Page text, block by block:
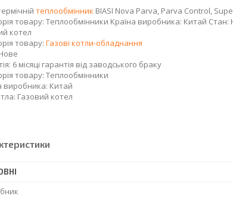
теплообмінник BIASI Nova Parva, Parva Control,
товару: Теплообмінники Країна виробника: Китай
котел
товару: Газові котли-обладнання
6 місяці гарантія від заводського браку
товару: Теплообмінники
виробника: Китай
Газовий котел